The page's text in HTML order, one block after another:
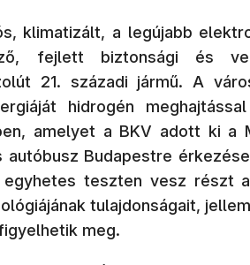
klimatizált, a legújabb
fejlett biztonsági és
21. századi jármű. A
hidrogén
amelyet a BKV adott ki a
autóbusz Budapestre
egyhetes teszten vesz részt
tulajdonságait,
meg.